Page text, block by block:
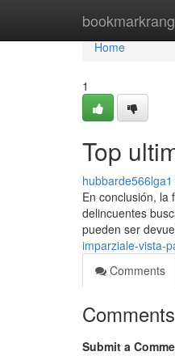
Home
Home
1
Top
hubbarde566lga1
En conclusión, la
delincuentes
pueden ser
imparziale-vista-
Comments
Comments
Submit a